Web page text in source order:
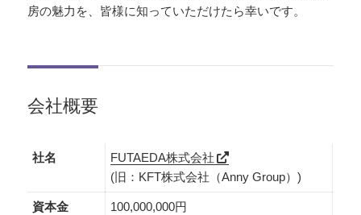
房の魅力を、皆様に知っていただけたら幸いです。
会社概要
社名
FUTAEDA株式会社
(旧：KFT株式会社（Anny Group）)
資本金 100,000,000円